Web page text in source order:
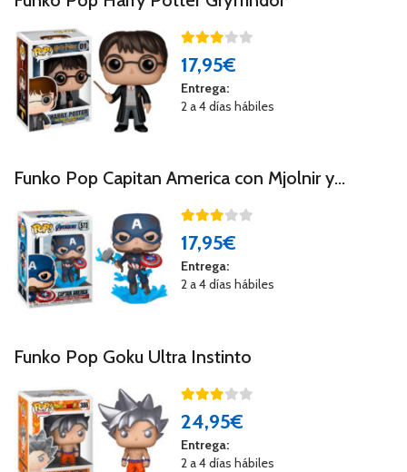
17,95€
Entrega:
2 a 4 días hábiles
Funko Pop Capitan America con Mjolnir y
17,95€
Entrega:
2 a 4 días hábiles
Funko Pop Goku Ultra Instinto
24,95€
Entrega:
2 a 4 días hábiles